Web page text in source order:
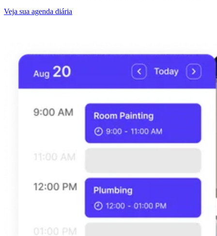
Veja sua agenda diária